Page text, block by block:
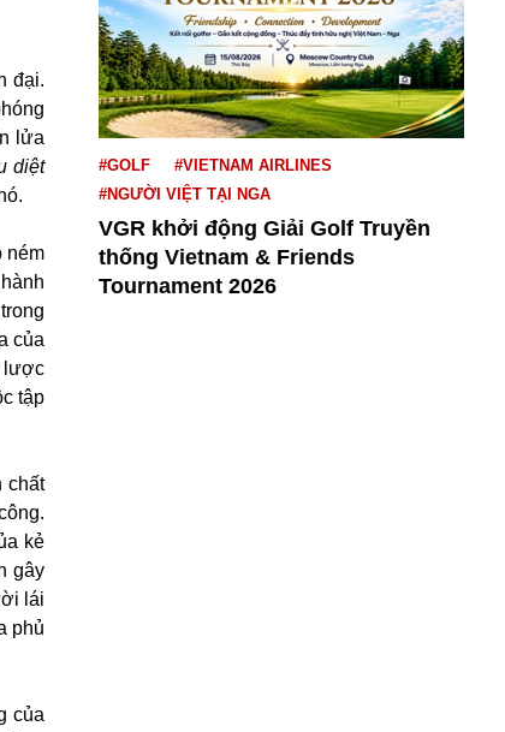
đại.
lửa
diệt
ném
của
lược
tập
chất
kẻ
gây
lái
phủ
của
#GOLF
#VIETNAM AIRLINES
#NGƯỜI VIỆT TẠI NGA
VGR khởi động Giải Golf Truyền
thống Vietnam & Friends
Tournament 2026